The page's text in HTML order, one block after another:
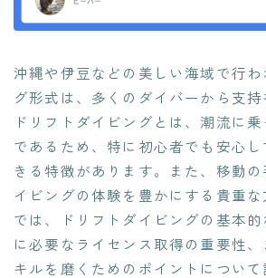
沖縄や伊豆などの美しい海域で行
グ形式は、多くのダイバーから支持
ドリフトダイビングとは、潮流に
であるため、特に初心者でも安心
きる特徴があります。また、移動
イビングの体験を豊かにする貴重
では、ドリフトダイビングの基本
に必要なライセンス取得の重要性
キルを磨くためのポイントについて